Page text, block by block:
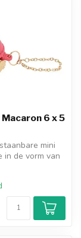
6 x 5
mini
in de vorm van